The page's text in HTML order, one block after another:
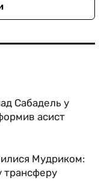
Сабадель у
асист
Мудриком:
трансферу